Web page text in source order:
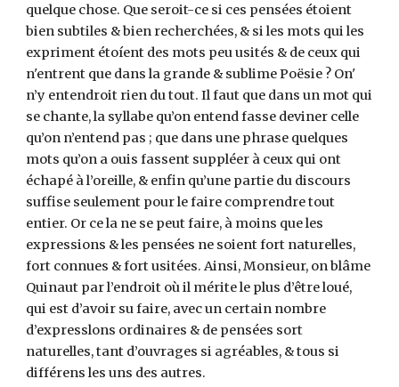
quelque chose. Que seroit-ce si ces pensées étoient
bien subtiles & bien recherchées, & si les mots qui les
expriment étoíent des mots peu usités & de ceux qui
n'entrent que dans la grande & sublime Poësie ? On'
n’y entendroit rien du tout. Il faut que dans un mot qui
se chante, la syllabe qu’on entend fasse deviner celle
qu’on n’entend pas ; que dans une phrase quelques
mots qu’on a ouis fassent suppléer à ceux qui ont
échapé à l’oreille, & enfin qu’une partie du discours
suffise seulement pour le faire comprendre tout
entier. Or ce la ne se peut faire, à moins que les
expressions & les pensées ne soient fort naturelles,
fort connues & fort usitées. Ainsi, Monsieur, on blâme
Quinaut par l’endroit où il mérite le plus d’être loué,
qui est d’avoir su faire, avec un certain nombre
d’expresslons ordinaires & de pensées sort
naturelles, tant d’ouvrages si agréables, & tous si
différens les uns des autres.